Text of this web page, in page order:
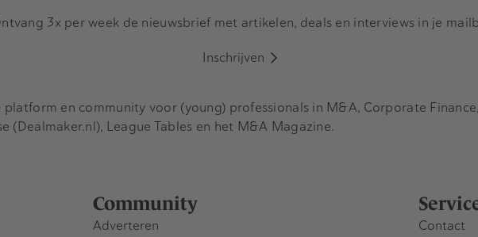
3x per week de nieuwsbrief met artikelen, deals en interviews in je
Inschrijven
Community
Adverteren
Contact
en community voor (young) professionals in M&A, Corporate
(Dealmaker.nl), League Tables en het M&A Magazine.